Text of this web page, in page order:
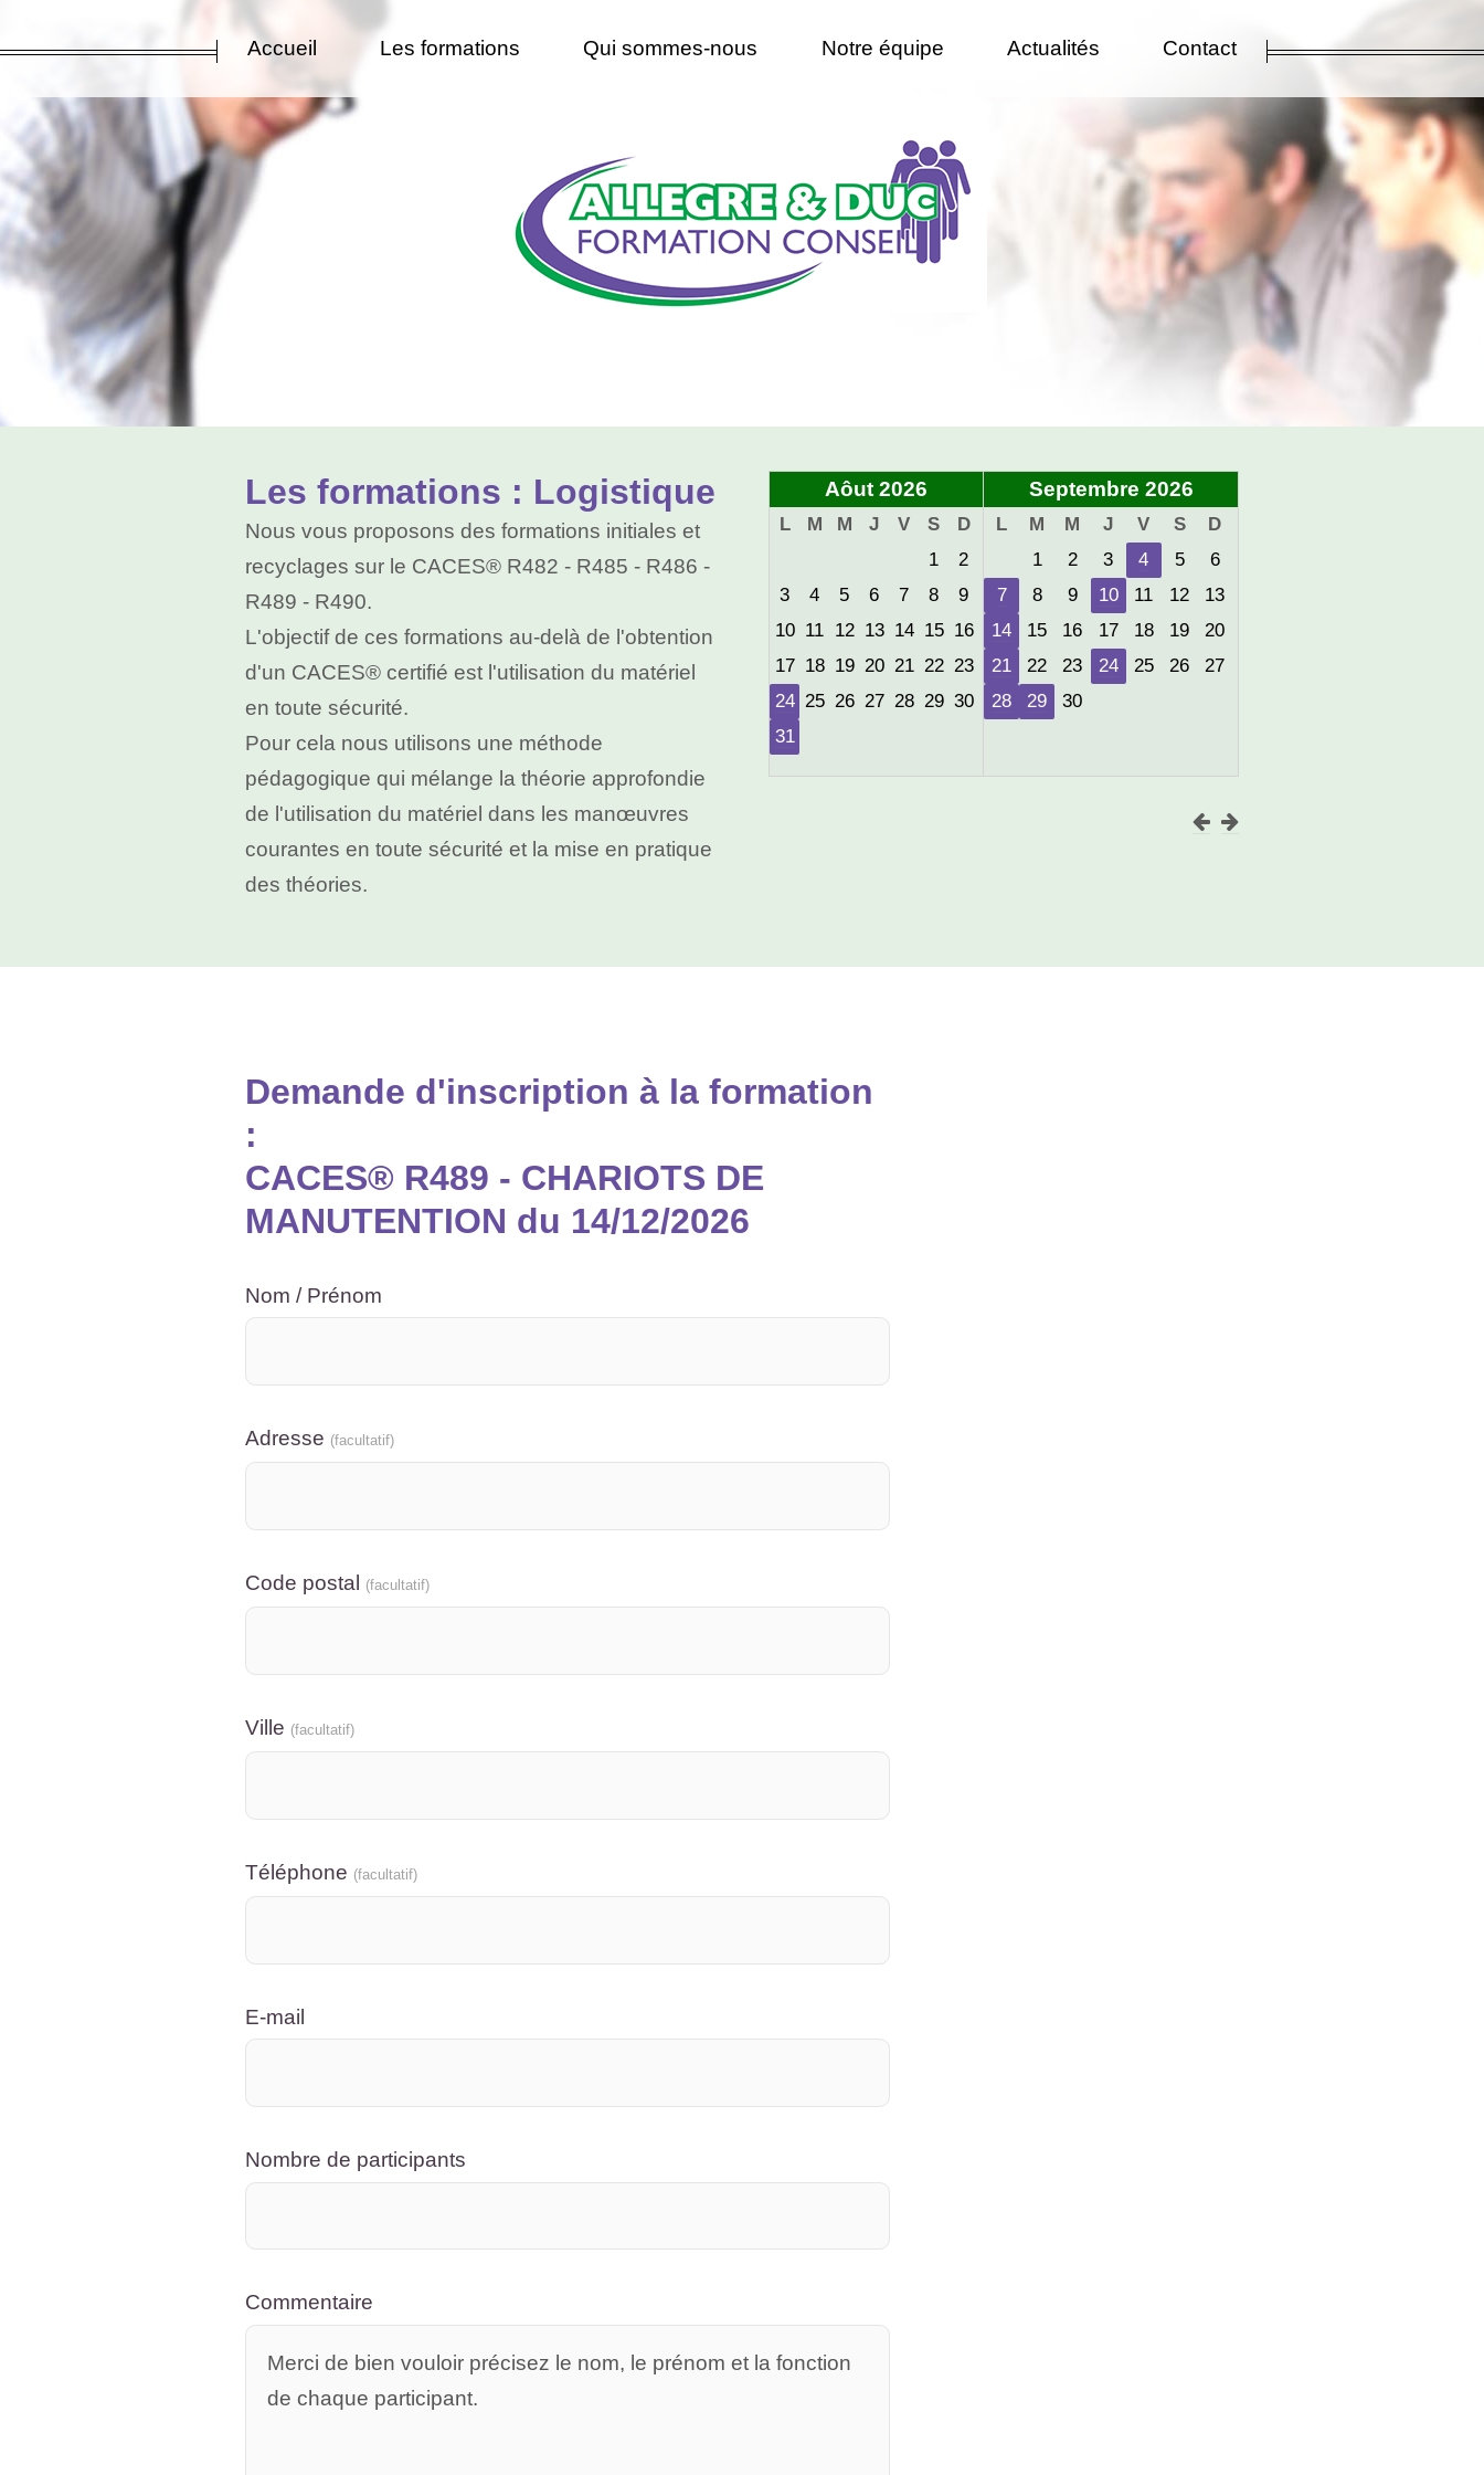
Accueil Les formations Qui sommes-nous Notre équipe Actualités Contact
Les formations : Logistique
Nous vous proposons des formations initiales et
recyclages sur le CACES® R482 - R485 - R486 -
R489 - R490.
L'objectif de ces formations au-delà de l'obtention
d'un CACES® certifié est l'utilisation du matériel
en toute sécurité.
Pour cela nous utilisons une méthode
pédagogique qui mélange la théorie approfondie
de l'utilisation du matériel dans les manœuvres
courantes en toute sécurité et la mise en pratique
des théories.
Aôut 2026
L M M J V S
D
1
2
3
4 5 6 7 8
9
10 11 12 13 14 15 16
17 18 19 20 21 22 23
24 25 26 27 28 29 30
31
Septembre 2026
L M M J V S
D
1
2 3 4 5
6
7
8 9 10 11 12
13
14
15 16 17 18 19
20
21
22 23 24 25 26
27
28
29 30
Demande d'inscription à la formation
:
CACES® R489 - CHARIOTS DE
MANUTENTION du 14/12/2026
Nom / Prénom
Adresse (facultatif)
Code postal (facultatif)
Ville (facultatif)
Téléphone (facultatif)
E-mail
Nombre de participants
Commentaire